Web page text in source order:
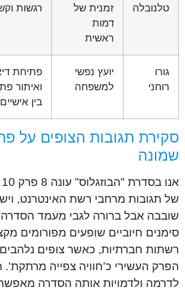
טלנובלה
זמנית של
דמות
ראשית
רגשות
גורו
רוחני
יועץ נפשי
למשפחה
פתיחת
ואיתור
בין אישיים
שמונה
של תגובות מרחבי רשת האינטרנט,
שובבה אבל ברורה לגבי מעמד
סימנים חיוביים שופעים מפורומים
רשתות חברתיות, כאשר צופים
הפרק העשירי כ'חוויה צפייה
לדרמה ולדמויות אותה הסדרה